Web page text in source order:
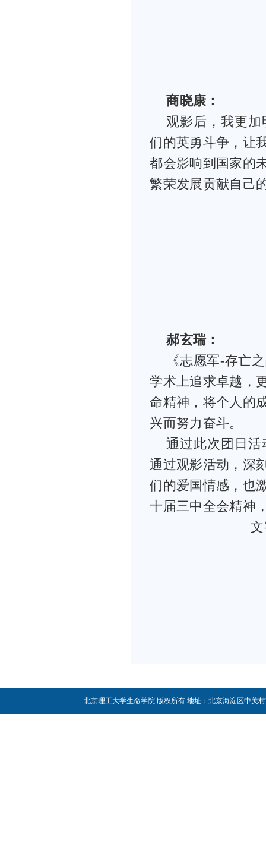
商晓康：
观影后，我更
们的英勇斗争，让
都会影响到国家的
繁荣发展贡献自己
郝玄瑞：
《志愿军-存亡
学术上追求卓越，
命精神，将个人的
兴而努力奋斗。
通过此次团日
通过观影活动，深
们的爱国情感，也
十届三中全会精神
北京理工大学生命学院 版权所有 地址：北京海淀区中关